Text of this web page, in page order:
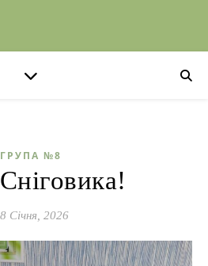
ГРУПА №8
Січня, 2026